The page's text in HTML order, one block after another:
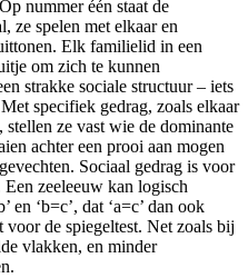
nummer één staat de
ze spelen met elkaar en
Elk familielid in een
om zich te kunnen
strakke sociale structuur – iets
specifiek gedrag, zoals elkaar
ze vast wie de dominante
achter een prooi aan mogen
Sociaal gedrag is voor
zeeleeuw kan logisch
en ‘b=c’, dat ‘a=c’ dan ook
voor de spiegeltest. Net zoals bij
vlakken, en minder